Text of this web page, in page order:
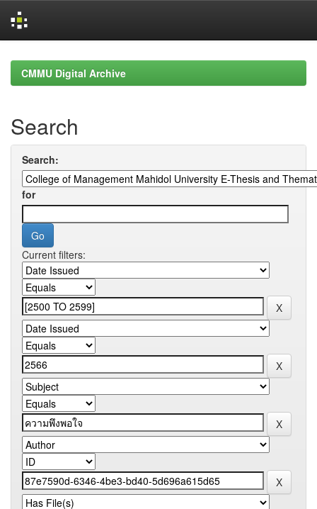
navigationCMMU Digital Archive
Search
Search:
for
Current filters: